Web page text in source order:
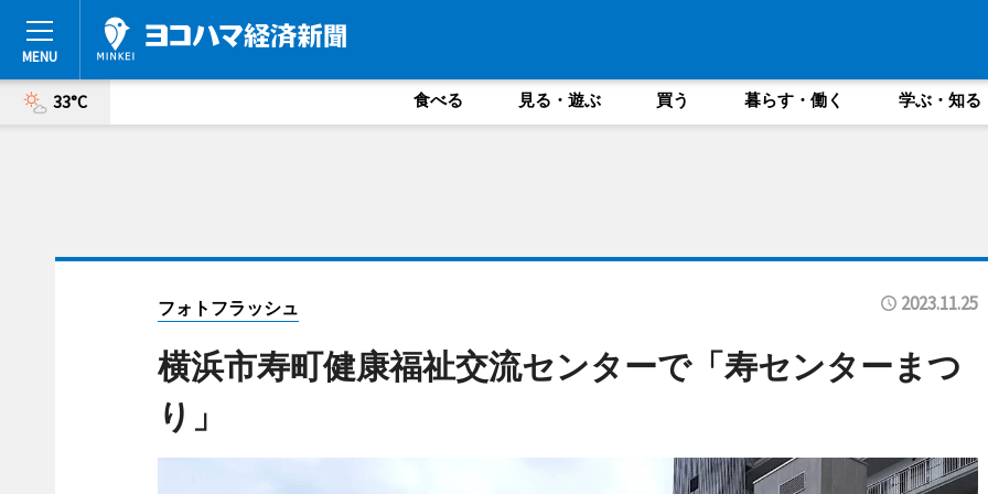
33°C 食べる 見る・遊ぶ 買う 暮らす・働く 学ぶ・知る
フォトフラッシュ 2023.11.25
横浜市寿町健康福祉交流センターで「寿センターまつ
り」